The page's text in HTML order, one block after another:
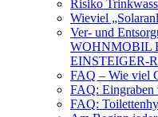
Risiko
Wieviel
Ver- und
WOHNMOBIL
EINSTEIGER-
FAQ – Wie viel
FAQ: Eingraben
FAQ: